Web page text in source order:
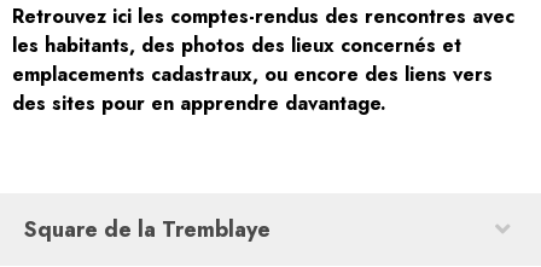
Retrouvez ici les comptes-rendus des rencontres avec
les habitants, des photos des lieux concernés et
emplacements cadastraux, ou encore des liens vers
des sites pour en apprendre davantage.
Square de la Tremblaye